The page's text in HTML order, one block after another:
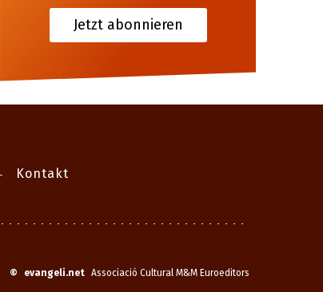
Jetzt abonnieren
Kontakt
© evangeli.net Associació Cultural M&M Euroeditors